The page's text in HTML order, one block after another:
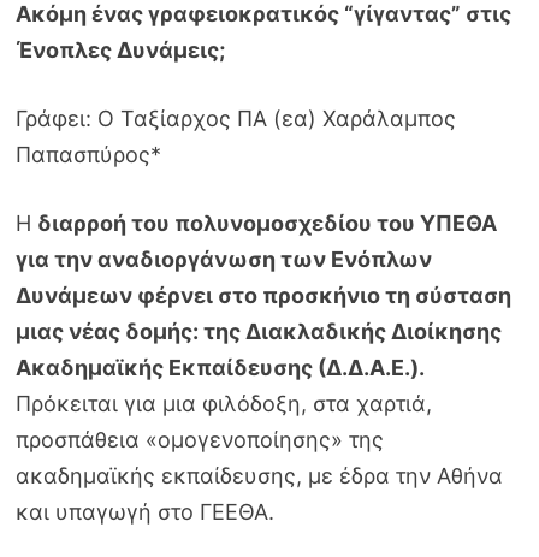
Ακόμη ένας γραφειοκρατικός “γίγαντας” στις
Ένοπλες Δυνάμεις;
Γράφει: Ο Ταξίαρχος ΠΑ (εα) Χαράλαμπος
Παπασπύρος*
Η διαρροή του πολυνομοσχεδίου του ΥΠΕΘΑ
για την αναδιοργάνωση των Ενόπλων
Δυνάμεων φέρνει στο προσκήνιο τη σύσταση
μιας νέας δομής: της Διακλαδικής Διοίκησης
Ακαδημαϊκής Εκπαίδευσης (Δ.Δ.Α.Ε.).
Πρόκειται για μια φιλόδοξη, στα χαρτιά,
προσπάθεια «ομογενοποίησης» της
ακαδημαϊκής εκπαίδευσης, με έδρα την Αθήνα
και υπαγωγή στο ΓΕΕΘΑ.